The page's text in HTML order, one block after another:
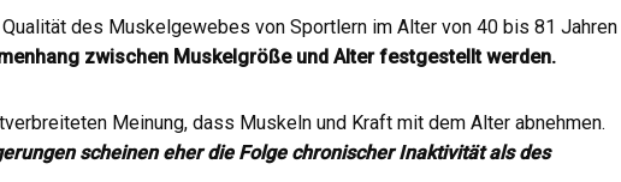
des Muskelgewebes von Sportlern im Alter von 40 bis 81 Jahren
zwischen Muskelgröße und Alter festgestellt werden.
Meinung, dass Muskeln und Kraft mit dem Alter abnehmen.
scheinen eher die Folge chronischer Inaktivität als des